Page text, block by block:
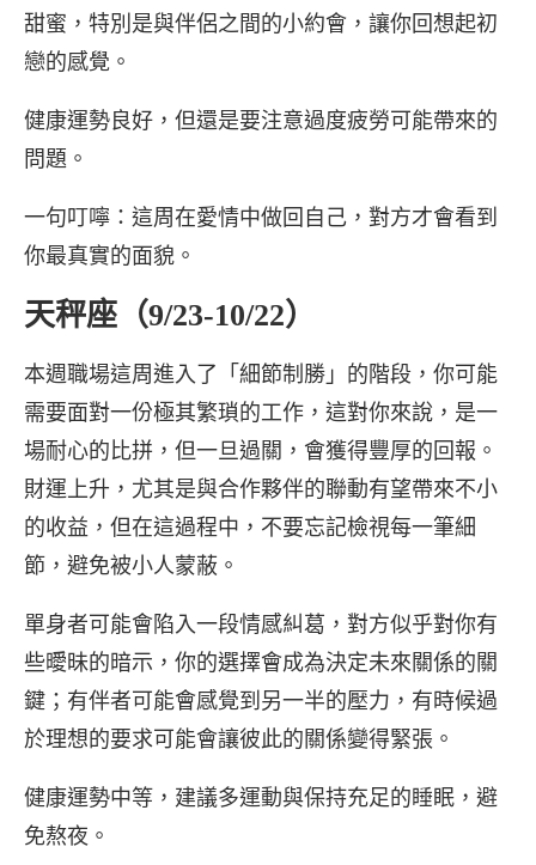
甜蜜，特別是與伴侶之間的小約會，讓你回想起初
戀的感覺。
健康運勢良好，但還是要注意過度疲勞可能帶來的
問題。
一句叮嚀：這周在愛情中做回自己，對方才會看到
你最真實的面貌。
天秤座（9/23-10/22）
本週職場這周進入了「細節制勝」的階段，你可能
需要面對一份極其繁瑣的工作，這對你來說，是一
場耐心的比拼，但一旦過關，會獲得豐厚的回報。
財運上升，尤其是與合作夥伴的聯動有望帶來不小
的收益，但在這過程中，不要忘記檢視每一筆細
節，避免被小人蒙蔽。
單身者可能會陷入一段情感糾葛，對方似乎對你有
些曖昧的暗示，你的選擇會成為決定未來關係的關
鍵；有伴者可能會感覺到另一半的壓力，有時候過
於理想的要求可能會讓彼此的關係變得緊張。
健康運勢中等，建議多運動與保持充足的睡眠，避
免熬夜。